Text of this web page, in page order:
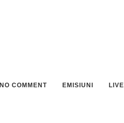
NO COMMENT EMISIUNI LIVE